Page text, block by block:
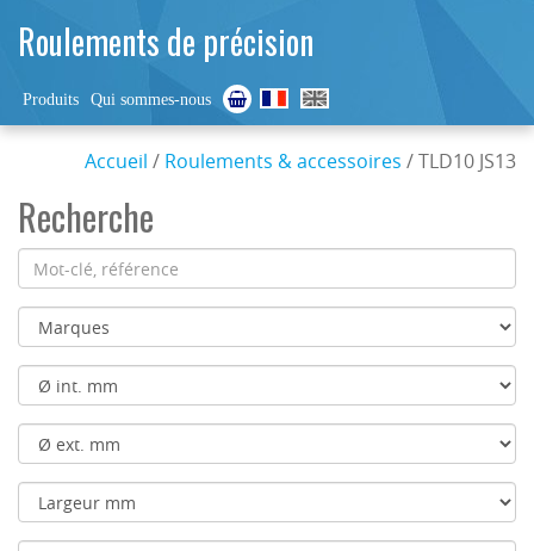
Roulements de précision
Produits Qui sommes-nous
Accueil / Roulements & accessoires / TLD10 JS13
Recherche